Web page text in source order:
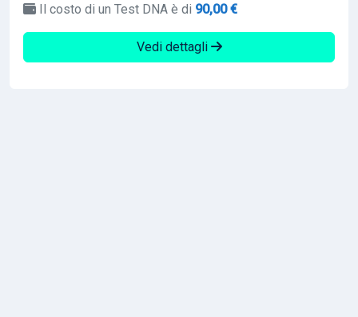
Il costo di un Test DNA è di 90,00 €
Vedi dettagli